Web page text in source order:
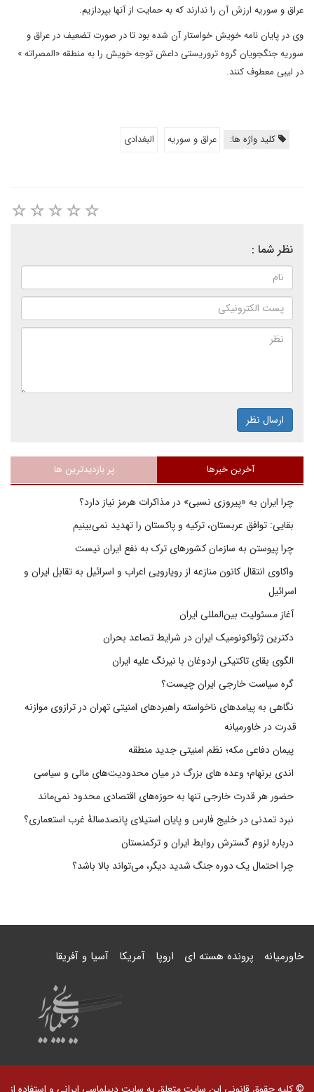
عراق و سوریه ارزش آن را ندارند که به حمایت از آنها بپردازیم.
وی در پایان نامه خویش خواستار آن شده بود تا در صورت تضعیف در عراق و
سوریه جنگجویان گروه تروریستی داعش توجه خویش را به منطقه «المصراته »
در لیبی معطوف کنند.
کلید واژه ها: عراق و سوریه البغدادی
نظر شما :
ارسال نظر
آخرین خبرها پر بازدیدترین ها
چرا ایران به «پیروزی نسبی» در مذاکرات هرمز نیاز دارد؟
بقایی: توافق عربستان، ترکیه و پاکستان را تهدید نمی‌بینیم
چرا پیوستن به سازمان کشورهای ترک به نفع ایران نیست
واکاوی انتقال کانون منازعه از رویارویی اعراب و اسرائیل به تقابل ایران و
اسرائیل
آغاز مسئولیت بین‌المللی ایران
دکترین ژئواکونومیک ایران در شرایط تصاعد بحران
الگوی بقای تاکتیکی اردوغان با نیرنگ علیه ایران
گره سیاست خارجی ایران چیست؟
نگاهی به پیامدهای ناخواسته راهبردهای امنیتی تهران در ترازوی موازنه
قدرت در خاورمیانه
پیمان دفاعی مکه؛ نظم امنیتی جدید منطقه
اندی برنهام؛ وعده های بزرگ در میان محدودیت‌های مالی و سیاسی
حضور هر قدرت خارجی تنها به حوزه‌های اقتصادی محدود نمی‌ماند
نبرد تمدنی در خلیج فارس و پایان استیلای پانصدسالۀ غرب استعماری؟
درباره لزوم گسترش روابط ایران و ترکمنستان
چرا احتمال یک دوره جنگ شدید دیگر، می‌تواند بالا باشد؟
خاورمیانه پرونده هسته ای اروپا آمریکا آسیا و آفریقا